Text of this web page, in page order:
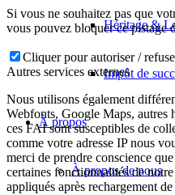
Héritage &
Impôt de
À propos
À propos de nous
Si vous ne souhaitez pas que
vous pouvez bloquer ce pistage
Cliquer pour autoriser /
Autres services externes
Nous utilisons également
Webfonts, Google Maps, autres
ces FAI sont susceptibles de
comme votre adresse IP nous
merci de prendre conscience
certaines fonctionnalités de
appliqués après rechargement